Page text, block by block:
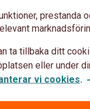
prestanda
ta tillbaka ditt
eller under
vi cookies.